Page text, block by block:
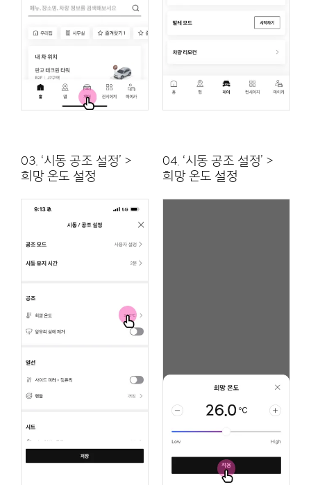
03. ‘시동 공조 설정’ >
희망 온도 설정
04. ‘시동 공조 설정’ >
희망 온도 설정